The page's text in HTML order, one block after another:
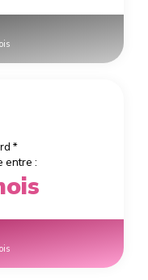
*
entre :